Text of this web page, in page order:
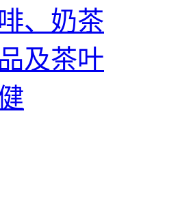
、奶茶
及茶叶